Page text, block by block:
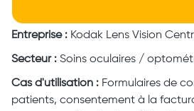
Entreprise : Kodak Lens Vision
Secteur : Soins oculaires /
Cas d'utilisation : Formulaires de
patients, consentement à la